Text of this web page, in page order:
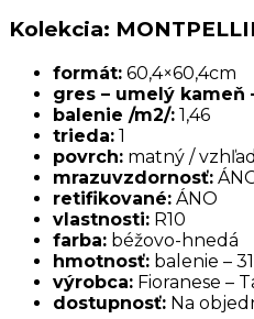
Kolekcia:
formát: 60,4×60,4cm
gres – umelý kameň
balenie /m2/: 1,46
trieda: 1
povrch: matný /
mrazuvzdornosť:
retifikované: ÁNO
vlastnosti: R10
farba: béžovo-hnedá
hmotnosť: balenie –
výrobca: Fioranese –
dostupnosť: Na